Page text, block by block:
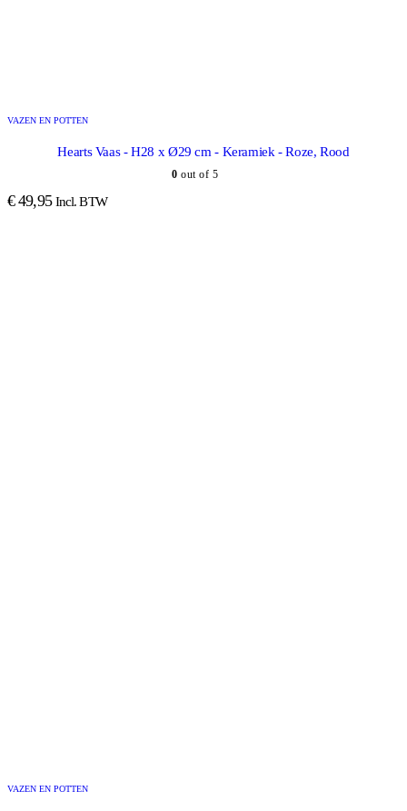
VAZEN EN POTTEN
Hearts Vaas - H28 x Ø29 cm - Keramiek - Roze, Rood
0 out of 5
€49,95 Incl. BTW
VAZEN EN POTTEN